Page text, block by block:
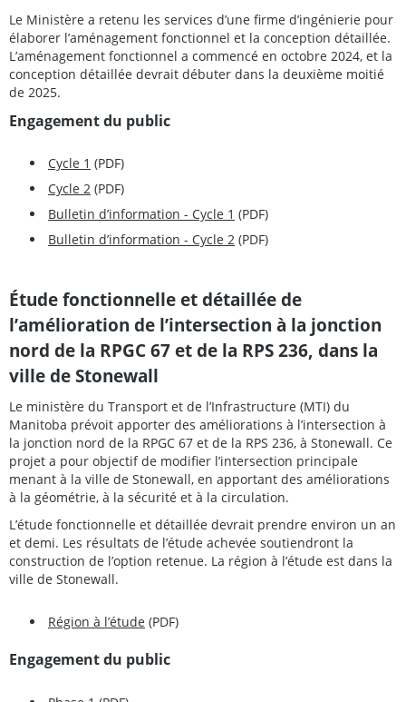
Le Ministère a retenu les services d’une firme d’ingénierie pour
élaborer l’aménagement fonctionnel et la conception détaillée.
L’aménagement fonctionnel a commencé en octobre 2024, et la
conception détaillée devrait débuter dans la deuxième moitié
de 2025.
Engagement du public
Cycle 1 (PDF)
Cycle 2 (PDF)
Bulletin d’information - Cycle 1 (PDF)
Bulletin d’information - Cycle 2 (PDF)
Étude fonctionnelle et détaillée de
l’amélioration de l’intersection à la jonction
nord de la RPGC 67 et de la RPS 236, dans la
ville de Stonewall
Le ministère du Transport et de l’Infrastructure (MTI) du
Manitoba prévoit apporter des améliorations à l’intersection à
la jonction nord de la RPGC 67 et de la RPS 236, à Stonewall. Ce
projet a pour objectif de modifier l’intersection principale
menant à la ville de Stonewall, en apportant des améliorations
à la géométrie, à la sécurité et à la circulation.
L’étude fonctionnelle et détaillée devrait prendre environ un an
et demi. Les résultats de l’étude achevée soutiendront la
construction de l’option retenue. La région à l’étude est dans la
ville de Stonewall.
Région à l’étude (PDF)
Engagement du public